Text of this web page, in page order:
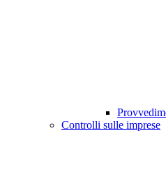
Controlli sulle imprese